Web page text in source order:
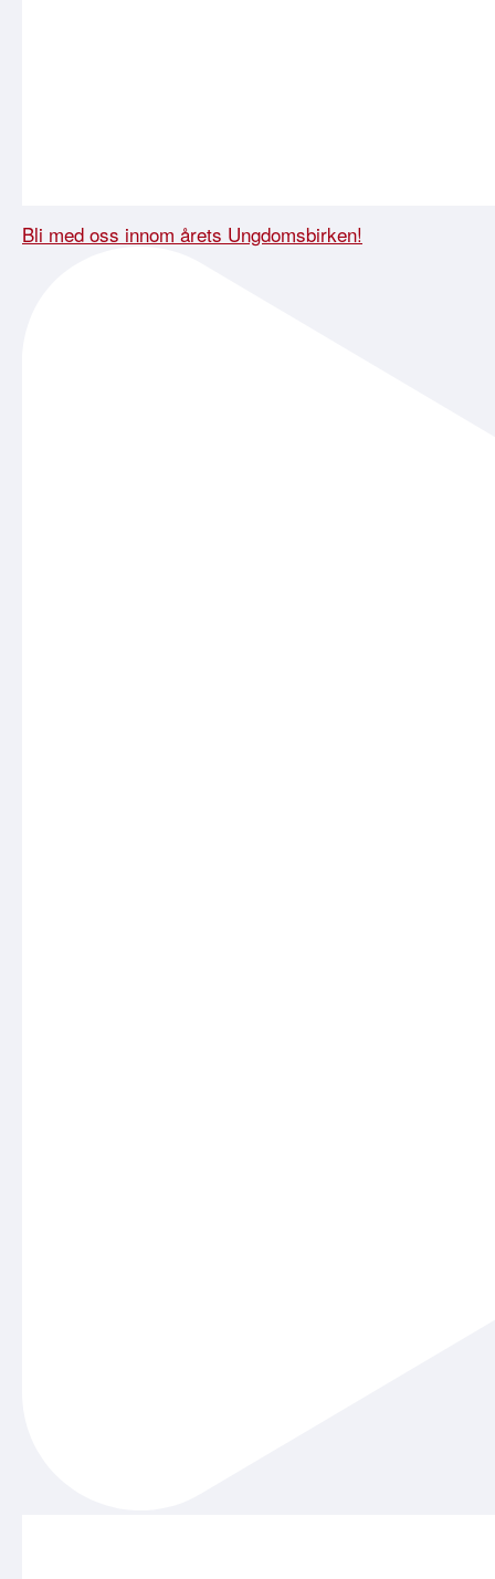
Bli med oss innom årets Ungdomsbirken!